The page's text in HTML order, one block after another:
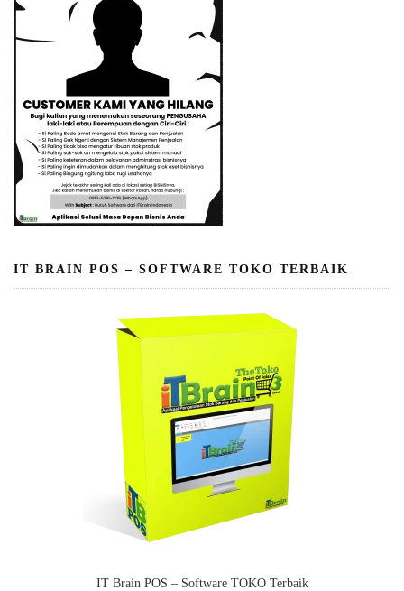
IT BRAIN POS – SOFTWARE TOKO TERBAIK
IT Brain POS – Software TOKO Terbaik